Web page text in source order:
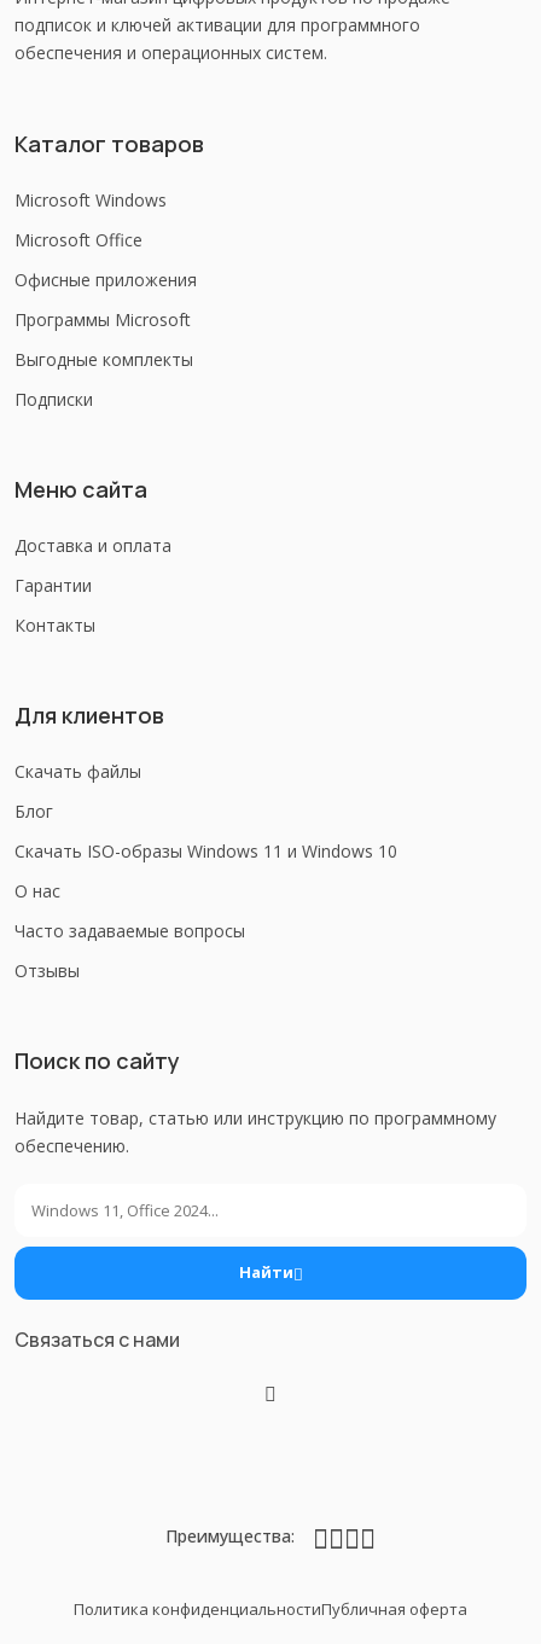
подписок и ключей активации для программного
обеспечения и операционных систем.
Каталог товаров
Microsoft Windows
Microsoft Office
Офисные приложения
Программы Microsoft
Выгодные комплекты
Подписки
Меню сайта
Доставка и оплата
Гарантии
Контакты
Для клиентов
Скачать файлы
Блог
Скачать ISO-образы Windows 11 и Windows 10
О нас
Часто задаваемые вопросы
Отзывы
Поиск по сайту
Найдите товар, статью или инструкцию по программному
обеспечению.
Найти
Связаться с нами
Преимущества:
Политика конфиденциальностиПубличная оферта